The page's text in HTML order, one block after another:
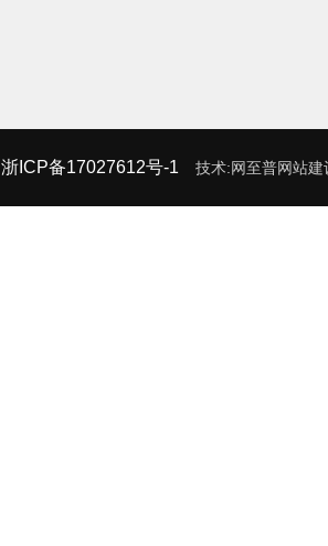
浙ICP备17027612号-1 技术:网至普网站建